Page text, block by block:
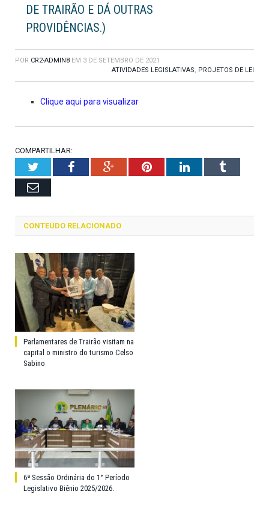
DE TRAIRÃO E DÁ OUTRAS
PROVIDÊNCIAS.)
POR CR2-ADMIN8 EM 3 DE SETEMBRO DE 2021
ATIVIDADES LEGISLATIVAS, PROJETOS DE LEI
Clique aqui para visualizar
COMPARTILHAR:
TwitterFacebookGoogle+PinterestLinkedInTumblr
Email
CONTEÚDO RELACIONADO
Parlamentares de Trairão visitam na
capital o ministro do turismo Celso
Sabino
6ª Sessão Ordinária do 1° Período
Legislativo Biênio 2025/2026.